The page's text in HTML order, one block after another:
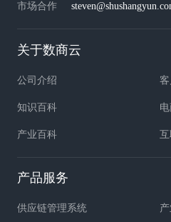
市场合作
关于数商云
公司介绍 客
知识百科
产业百科
产品服务
供应链管理系统